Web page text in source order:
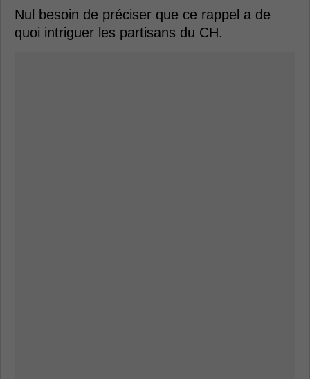
Nul besoin de préciser que ce rappel a de
quoi intriguer les partisans du CH.